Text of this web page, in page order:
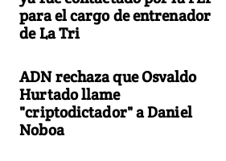
para el cargo de entrenador
de La Tri
ADN rechaza que Osvaldo
Hurtado llame
"criptodictador" a Daniel
Noboa